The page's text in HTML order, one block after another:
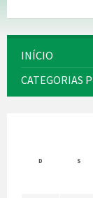
INÍCIO
CATEGORIAS
D S